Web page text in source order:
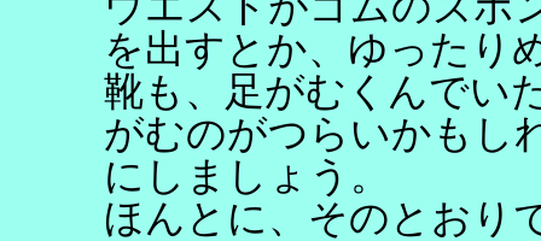
を出すとか、ゆったり
靴も、足がむくんでい
がむのがつらいかもし
にしましょう。
ほんとに、そのとおり